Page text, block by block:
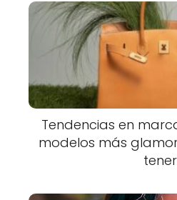
Tendencias en
modelos más
tener